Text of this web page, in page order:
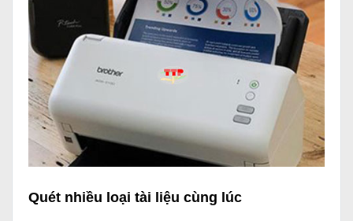
Quét nhiều loại tài liệu cùng lúc